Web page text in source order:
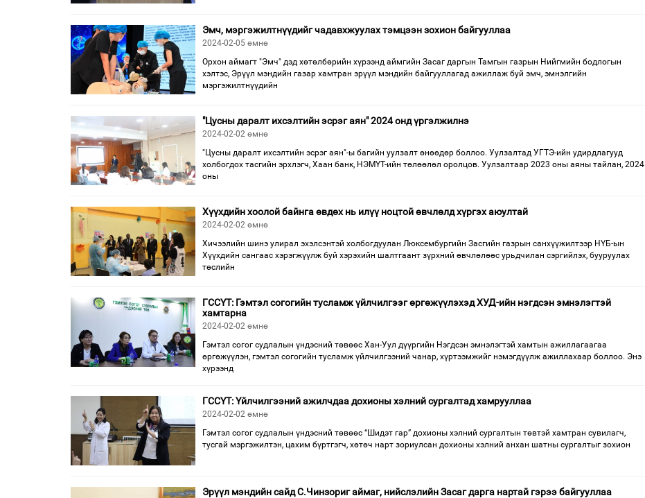
Эмч, мэргэжилтнүүдийг чадавхжуулах тэмцээн зохион байгууллаа
2024-02-05 өмнө
Орхон аймагт "Эмч" дэд хөтөлбөрийн хүрээнд аймгийн Засаг даргын Тамгын газрын Нийгмийн бодлогын
хэлтэс, Эрүүл мэндийн газар хамтран эрүүл мэндийн байгууллагад ажиллаж буй эмч, эмнэлгийн
мэргэжилтнүүдийн
"Цусны даралт ихсэлтийн эсрэг аян" 2024 онд үргэлжилнэ
2024-02-02 өмнө
"Цусны даралт ихсэлтийн эсрэг аян"-ы багийн уулзалт өнөөдөр боллоо. Уулзалтад УГТЭ-ийн удирдлагууд
холбогдох тасгийн эрхлэгч, Хаан банк, НЭМҮТ-ийн төлөөлөл оролцов. Уулзалтаар 2023 оны аяны тайлан, 2024
оны
Хүүхдийн хоолой байнга өвдөх нь илүү ноцтой өвчлөлд хүргэх аюултай
2024-02-02 өмнө
Хичээлийн шинэ улирал эхэлсэнтэй холбогдуулан Люксембургийн Засгийн газрын санхүүжилтээр НҮБ-ын
Хүүхдийн сангаас хэрэгжүүлж буй хэрэхийн шалтгаант зүрхний өвчлөлөөс урьдчилан сэргийлэх, бууруулах
төслийн
ГССҮТ: Гэмтэл согогийн тусламж үйлчилгээг өргөжүүлэхэд ХУД-ийн нэгдсэн эмнэлэгтэй
хамтарна
2024-02-02 өмнө
Гэмтэл согог судлалын үндэсний төвөөс Хан-Уул дүүргийн Нэгдсэн эмнэлэгтэй хамтын ажиллагаагаа
өргөжүүлэн, гэмтэл согогийн тусламж үйлчилгээний чанар, хүртээмжийг нэмэгдүүлж ажиллахаар боллоо. Энэ
хүрээнд
ГССҮТ: Үйлчилгээний ажилчдаа дохионы хэлний сургалтад хамрууллаа
2024-02-02 өмнө
Гэмтэл согог судлалын үндэсний төвөөс “Шидэт гар” дохионы хэлний сургалтын төвтэй хамтран сувилагч,
тусгай мэргэжилтэн, цахим бүртгэгч, хөтөч нарт зориулсан дохионы хэлний анхан шатны сургалтыг зохион
Эрүүл мэндийн сайд С.Чинзориг аймаг, нийслэлийн Засаг дарга нартай гэрээ байгууллаа